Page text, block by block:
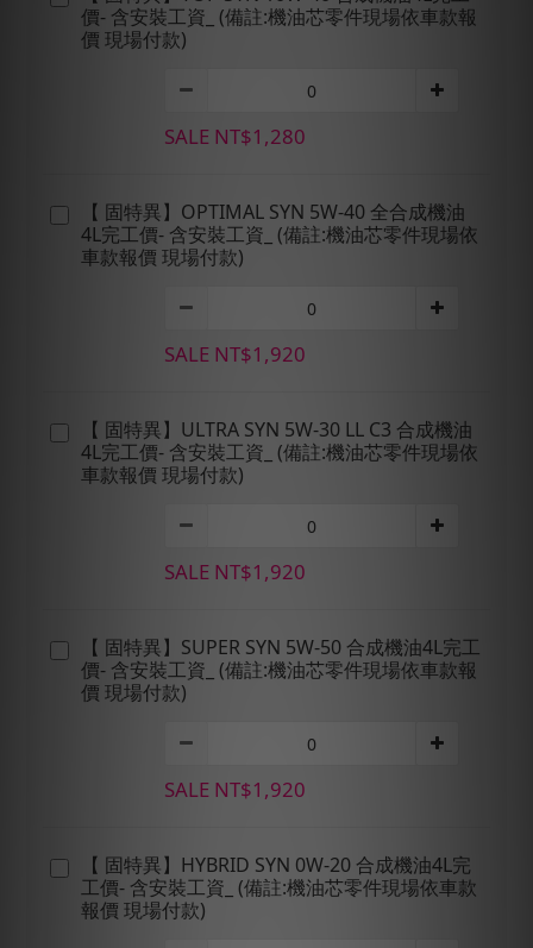
價- 含安裝工資_ (備註:機油芯零件現場依車款報
價 現場付款)
SALE NT$1,280
【 固特異】OPTIMAL SYN 5W-40 全合成機油
4L完工價- 含安裝工資_ (備註:機油芯零件現場依
車款報價 現場付款)
SALE NT$1,920
【 固特異】ULTRA SYN 5W-30 LL C3 合成機油
4L完工價- 含安裝工資_ (備註:機油芯零件現場依
車款報價 現場付款)
SALE NT$1,920
【 固特異】SUPER SYN 5W-50 合成機油4L完工
價- 含安裝工資_ (備註:機油芯零件現場依車款報
價 現場付款)
SALE NT$1,920
【 固特異】HYBRID SYN 0W-20 合成機油4L完
工價- 含安裝工資_ (備註:機油芯零件現場依車款
報價 現場付款)